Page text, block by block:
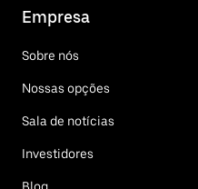
Empresa
Sobre nós
Nossas opções
Sala de notícias
Investidores